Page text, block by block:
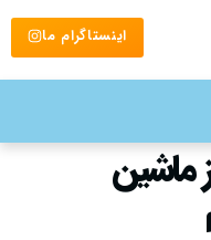
اینستاگرام ما
ماشین